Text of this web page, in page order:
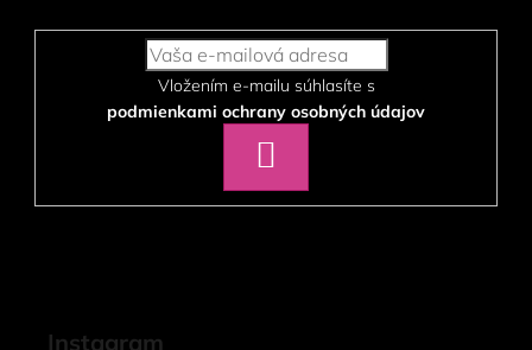
podmienkami ochrany osobných údajov
SA
Instagram